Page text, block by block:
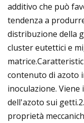
additivo che può
tendenza a
distribuzione della
cluster eutettici e
contenuto di azoto
inoculazione.
dell'azoto sui
proprietà